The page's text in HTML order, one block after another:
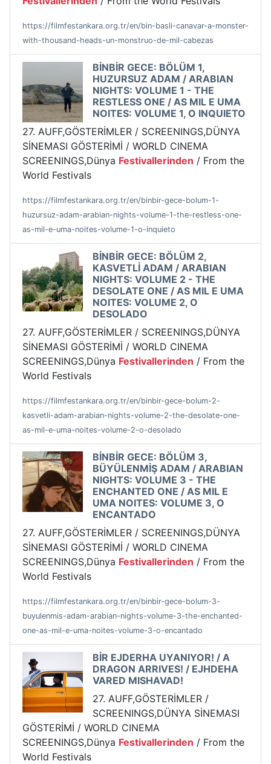
https://filmfestankara.org.tr/en/bin-basli-canavar-a-monster-
with-thousand-heads-un-monstruo-de-mil-cabezas
BİNBİR GECE: BÖLÜM 1,
HUZURSUZ ADAM / ARABIAN
NIGHTS: VOLUME 1 - THE
RESTLESS ONE / AS MIL E UMA
NOITES: VOLUME 1, O INQUIETO
27. AUFF,GÖSTERİMLER / SCREENINGS,DÜNYA
SİNEMASI GÖSTERİMİ / WORLD CINEMA
SCREENINGS,Dünya Festivallerinden / From the
World Festivals
https://filmfestankara.org.tr/en/binbir-gece-bolum-1-
huzursuz-adam-arabian-nights-volume-1-the-restless-one-
as-mil-e-uma-noites-volume-1-o-inquieto
BİNBİR GECE: BÖLÜM 2,
KASVETLİ ADAM / ARABIAN
NIGHTS: VOLUME 2 - THE
DESOLATE ONE / AS MIL E UMA
NOITES: VOLUME 2, O
DESOLADO
27. AUFF,GÖSTERİMLER / SCREENINGS,DÜNYA
SİNEMASI GÖSTERİMİ / WORLD CINEMA
SCREENINGS,Dünya Festivallerinden / From the
World Festivals
https://filmfestankara.org.tr/en/binbir-gece-bolum-2-
kasvetli-adam-arabian-nights-volume-2-the-desolate-one-
as-mil-e-uma-noites-volume-2-o-desolado
BİNBİR GECE: BÖLÜM 3,
BÜYÜLENMİŞ ADAM / ARABIAN
NIGHTS: VOLUME 3 - THE
ENCHANTED ONE / AS MIL E
UMA NOITES: VOLUME 3, O
ENCANTADO
27. AUFF,GÖSTERİMLER / SCREENINGS,DÜNYA
SİNEMASI GÖSTERİMİ / WORLD CINEMA
SCREENINGS,Dünya Festivallerinden / From the
World Festivals
https://filmfestankara.org.tr/en/binbir-gece-bolum-3-
buyulenmis-adam-arabian-nights-volume-3-the-enchanted-
one-as-mil-e-uma-noites-volume-3-o-encantado
BİR EJDERHA UYANIYOR! / A
DRAGON ARRIVES! / EJHDEHA
VARED MISHAVAD!
27. AUFF,GÖSTERİMLER /
SCREENINGS,DÜNYA SİNEMASI
GÖSTERİMİ / WORLD CINEMA
SCREENINGS,Dünya Festivallerinden / From the
World Festivals